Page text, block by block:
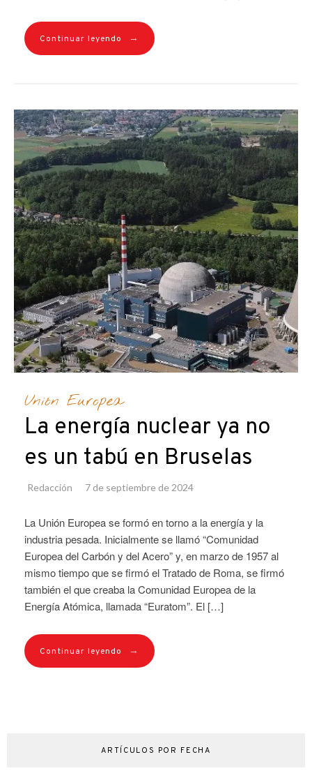
Continuar leyendo →
Unión Europea
La energía nuclear ya no
es un tabú en Bruselas
Redacción 7 de septiembre de 2024
La Unión Europea se formó en torno a la energía y la
industria pesada. Inicialmente se llamó “Comunidad
Europea del Carbón y del Acero” y, en marzo de 1957 al
mismo tiempo que se firmó el Tratado de Roma, se firmó
también el que creaba la Comunidad Europea de la
Energía Atómica, llamada “Euratom”. El […]
Continuar leyendo →
ARTÍCULOS POR FECHA